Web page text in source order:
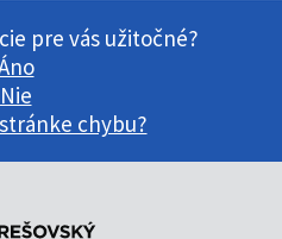
pre vás užitočné?
Nie
chybu?